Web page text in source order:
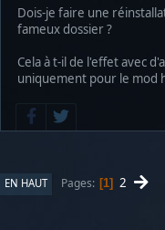
Dois-je faire une
fameux dossier ?
Cela à t-il de l'effet avec
uniquement pour le mod
EN HAUT Pages 1 2